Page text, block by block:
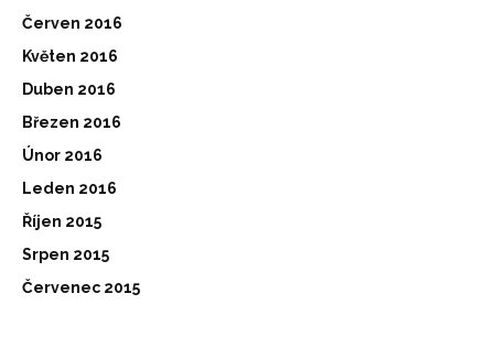
Červen 2016
Květen 2016
Duben 2016
Březen 2016
Únor 2016
Leden 2016
Říjen 2015
Srpen 2015
Červenec 2015